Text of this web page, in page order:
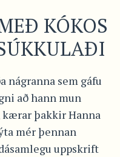
KÓKOS
nágranna sem gáfu
að hann mun
kærar þakkir Hanna
mér þennan
uppskrift